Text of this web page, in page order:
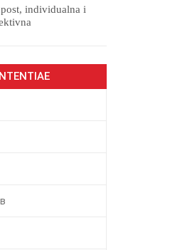
individualna i